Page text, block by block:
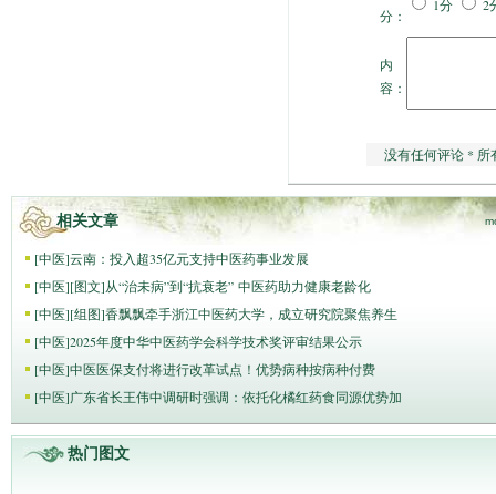
分：
1分 2
内
容：
没有任何评论 * 所
相关文章
[中医]云南：投入超35亿元支持中医药事业发展
[中医][图文]从“治未病”到“抗衰老” 中医药助力健康老龄化
[中医][组图]香飘飘牵手浙江中医药大学，成立研究院聚焦养生
[中医]2025年度中华中医药学会科学技术奖评审结果公示
[中医]中医医保支付将进行改革试点！优势病种按病种付费
[中医]广东省长王伟中调研时强调：依托化橘红药食同源优势加
热门图文